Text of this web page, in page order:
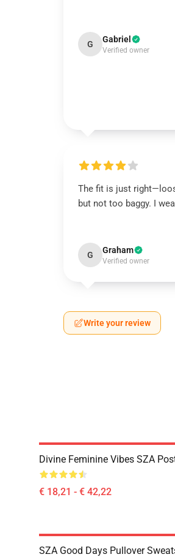
G Gabriel
Verified owner
The fit is just
but not too baggy. I
G Graham
Verified owner
Write your review
Divine Feminine Vibes SZA
€ 18,21 - € 42,22
SZA Good Days Pullover